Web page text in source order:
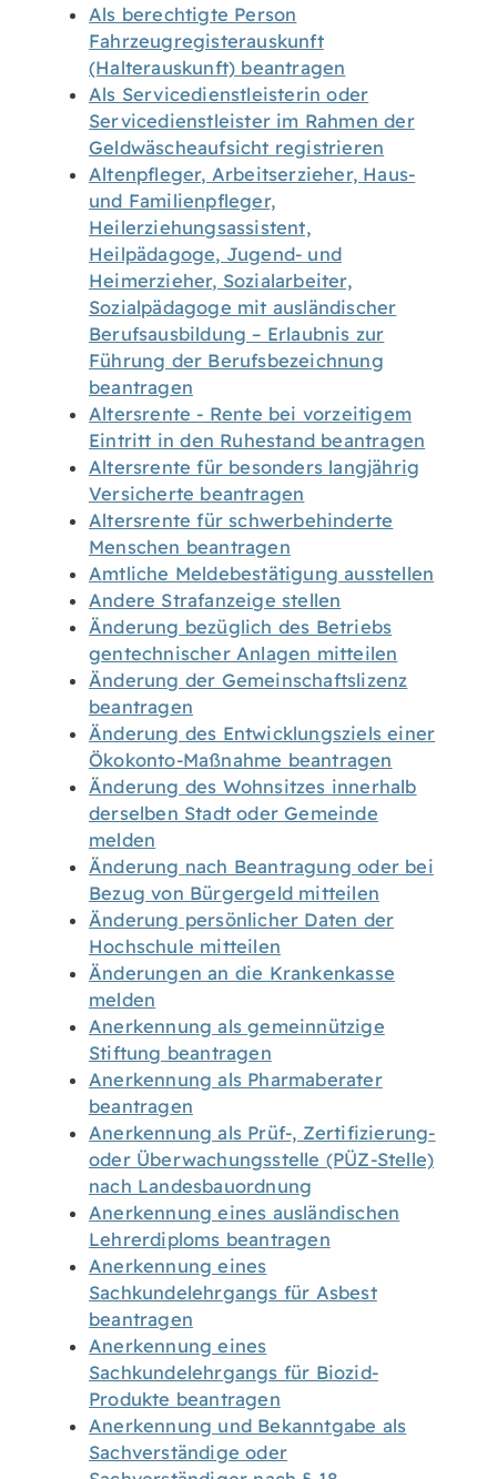
Als berechtigte Person
Fahrzeugregisterauskunft
(Halterauskunft) beantragen
Als Servicedienstleisterin oder
Servicedienstleister im Rahmen der
Geldwäscheaufsicht registrieren
Altenpfleger, Arbeitserzieher, Haus-
und Familienpfleger,
Heilerziehungsassistent,
Heilpädagoge, Jugend- und
Heimerzieher, Sozialarbeiter,
Sozialpädagoge mit ausländischer
Berufsausbildung – Erlaubnis zur
Führung der Berufsbezeichnung
beantragen
Altersrente - Rente bei vorzeitigem
Eintritt in den Ruhestand beantragen
Altersrente für besonders langjährig
Versicherte beantragen
Altersrente für schwerbehinderte
Menschen beantragen
Amtliche Meldebestätigung ausstellen
Andere Strafanzeige stellen
Änderung bezüglich des Betriebs
gentechnischer Anlagen mitteilen
Änderung der Gemeinschaftslizenz
beantragen
Änderung des Entwicklungsziels einer
Ökokonto-Maßnahme beantragen
Änderung des Wohnsitzes innerhalb
derselben Stadt oder Gemeinde
melden
Änderung nach Beantragung oder bei
Bezug von Bürgergeld mitteilen
Änderung persönlicher Daten der
Hochschule mitteilen
Änderungen an die Krankenkasse
melden
Anerkennung als gemeinnützige
Stiftung beantragen
Anerkennung als Pharmaberater
beantragen
Anerkennung als Prüf-, Zertifizierung-
oder Überwachungsstelle (PÜZ-Stelle)
nach Landesbauordnung
Anerkennung eines ausländischen
Lehrerdiploms beantragen
Anerkennung eines
Sachkundelehrgangs für Asbest
beantragen
Anerkennung eines
Sachkundelehrgangs für Biozid-
Produkte beantragen
Anerkennung und Bekanntgabe als
Sachverständige oder